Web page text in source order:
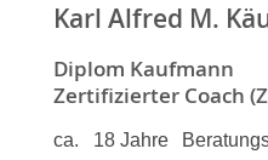
Karl Alfred M.
Diplom Kaufmann
Zertifizierter Coach
ca. 18 Jahre